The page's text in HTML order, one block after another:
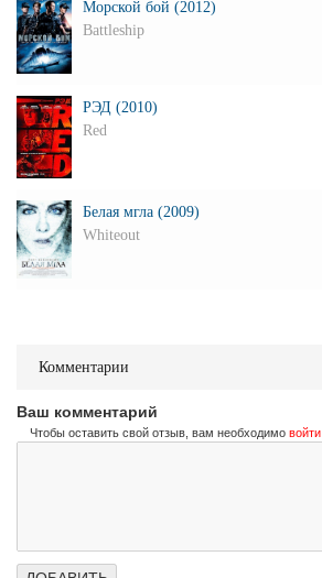
Морской бой (2012)
Battleship
РЭД (2010)
Red
Белая мгла (2009)
Whiteout
Комментарии
Ваш комментарий
Чтобы оставить свой отзыв, вам необходимо войти